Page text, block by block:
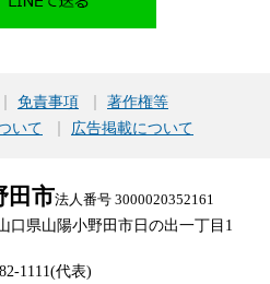
免責事項
著作権等
いて
広告掲載について
田市法人番号 3000020352161
口県山陽小野田市日の出一丁目1
1111(代表)